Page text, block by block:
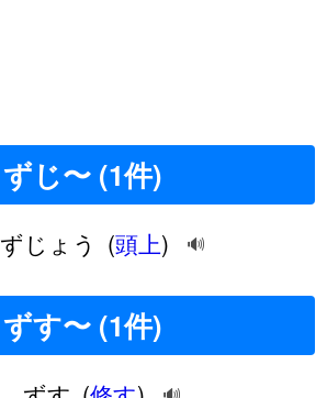
ずじ〜 (1件)
ずじょう (頭上) 🔊
ずす〜 (1件)